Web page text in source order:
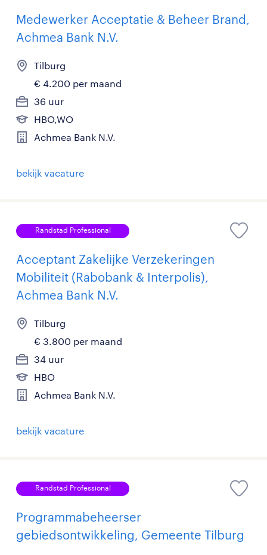
Medewerker Acceptatie & Beheer Brand,
Achmea Bank N.V.
Tilburg
€ 4.200 per maand
36 uur
HBO,WO
Achmea Bank N.V.
bekijk vacature
Randstad Professional
Acceptant Zakelijke Verzekeringen
Mobiliteit (Rabobank & Interpolis),
Achmea Bank N.V.
Tilburg
€ 3.800 per maand
34 uur
HBO
Achmea Bank N.V.
bekijk vacature
Randstad Professional
Programmabeheerser
gebiedsontwikkeling, Gemeente Tilburg